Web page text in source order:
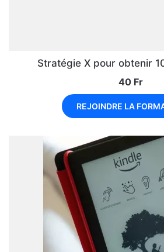
Stratégie X pour obtenir
40 Fr
REJOINDRE LA